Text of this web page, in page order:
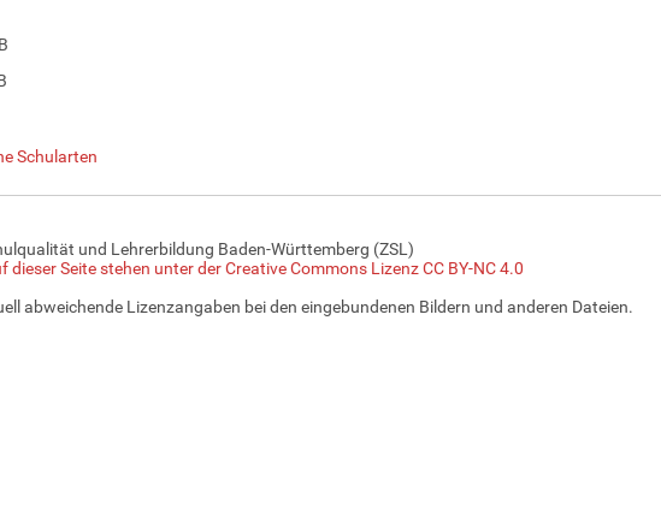
Schularten
und Lehrerbildung Baden-Württemberg (ZSL)
dieser Seite stehen unter der Creative Commons Lizenz CC BY-NC 4.0
abweichende Lizenzangaben bei den eingebundenen Bildern und anderen Dateien.